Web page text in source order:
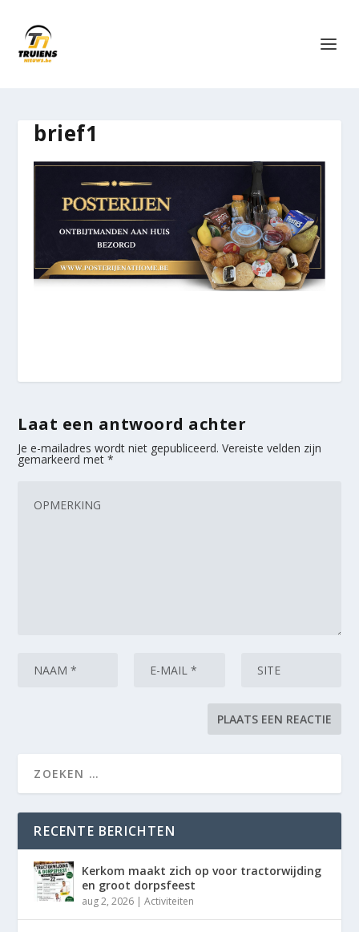
brief1
Laat een antwoord achter
Je e-mailadres wordt niet gepubliceerd. Vereiste velden zijn
gemarkeerd met*
RECENTE BERICHTEN
Kerkom maakt zich op voor tractorwijding
en groot dorpsfeest
aug 2, 2026 |Activiteiten